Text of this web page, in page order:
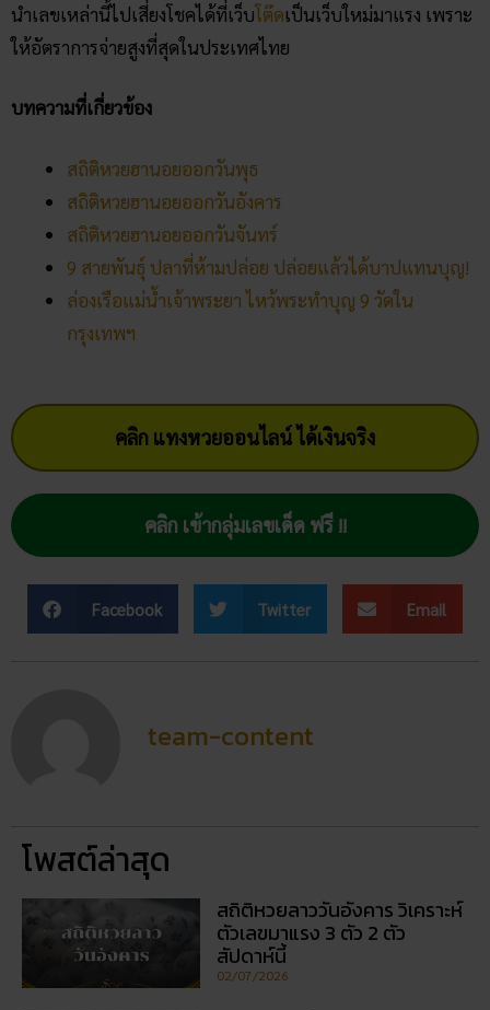
นำเลขเหล่านี้ไปเสี่ยงโชคได้ที่เว็บโต๊ดเป็นเว็บใหม่มาแรง เพราะ
ให้อัตราการจ่ายสูงที่สุดในประเทศไทย
บทความที่เกี่ยวข้อง
สถิติหวยฮานอยออกวันพุธ
สถิติหวยฮานอยออกวันอังคาร
สถิติหวยฮานอยออกวันจันทร์
9 สายพันธ์ุ ปลาที่ห้ามปล่อย ปล่อยแล้วได้บาปแทนบุญ!
ล่องเรือแม่น้ำเจ้าพระยา ไหว้พระทำบุญ 9 วัดใน
กรุงเทพฯ
คลิก แทงหวยออนไลน์ ได้เงินจริง
คลิก เข้ากลุ่มเลขเด็ด ฟรี !!
Facebook Twitter Email
team-content
โพสต์ล่าสุด
สถิติหวยลาววันอังคาร วิเคราะห์
ตัวเลขมาแรง 3 ตัว 2 ตัว
สัปดาห์นี้
02/07/2026